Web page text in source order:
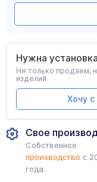
Свое
Собственное
производство с
года.
Нужна
Не только продаем,
изделий
Хочу